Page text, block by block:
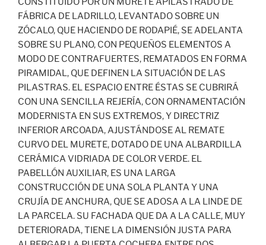
FÁBRICA DE LADRILLO, LEVANTADO SOBRE UN
ZÓCALO, QUE HACIENDO DE RODAPIÉ, SE ADELANTA
SOBRE SU PLANO, CON PEQUEÑOS ELEMENTOS A
MODO DE CONTRAFUERTES, REMATADOS EN FORMA
PIRAMIDAL, QUE DEFINEN LA SITUACIÓN DE LAS
PILASTRAS. EL ESPACIO ENTRE ÉSTAS SE CUBRIRÁ
CON UNA SENCILLA REJERÍA, CON ORNAMENTACIÓN
MODERNISTA EN SUS EXTREMOS, Y DIRECTRIZ
INFERIOR ARCOADA, AJUSTÁNDOSE AL REMATE
CURVO DEL MURETE, DOTADO DE UNA ALBARDILLA
CERÁMICA VIDRIADA DE COLOR VERDE. EL
PABELLÓN AUXILIAR, ES UNA LARGA
CONSTRUCCIÓN DE UNA SOLA PLANTA Y UNA
CRUJÍA DE ANCHURA, QUE SE ADOSA A LA LINDE DE
LA PARCELA. SU FACHADA QUE DA A LA CALLE, MUY
DETERIORADA, TIENE LA DIMENSIÓN JUSTA PARA